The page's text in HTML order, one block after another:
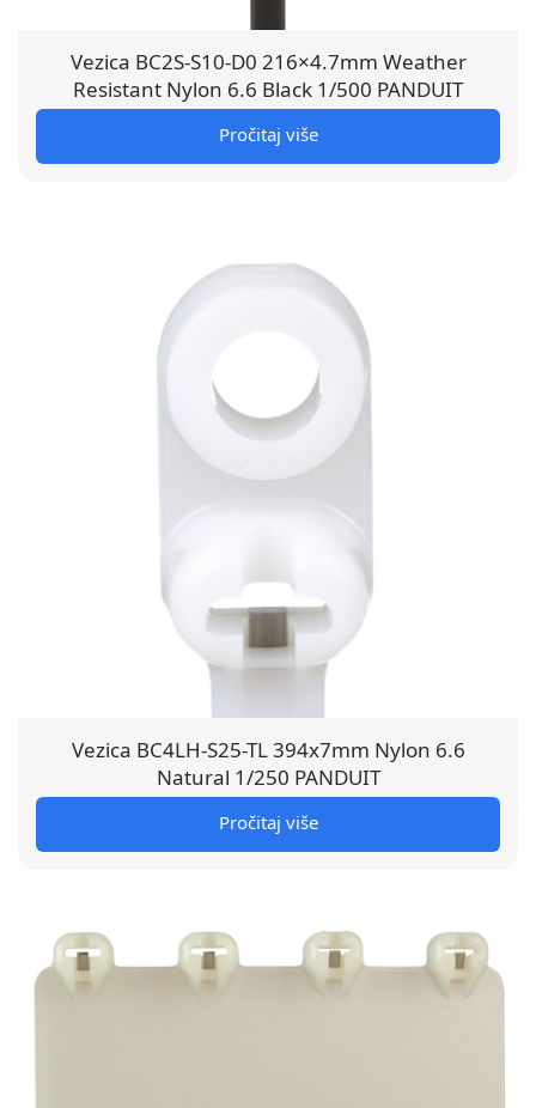
Vezica BC2S-S10-D0 216×4.7mm Weather
Resistant Nylon 6.6 Black 1/500 PANDUIT
Pročitaj više
Vezica BC4LH-S25-TL 394x7mm Nylon 6.6
Natural 1/250 PANDUIT
Pročitaj više